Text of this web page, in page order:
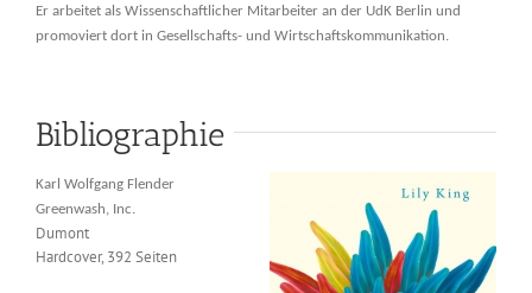
Er arbeitet als Wissenschaftlicher Mitarbeiter an der UdK Berlin und
promoviert dort in Gesellschafts- und Wirtschaftskommunikation.
Bibliographie
Karl Wolfgang Flender
Greenwash, Inc.
Dumont
Hardcover, 392 Seiten